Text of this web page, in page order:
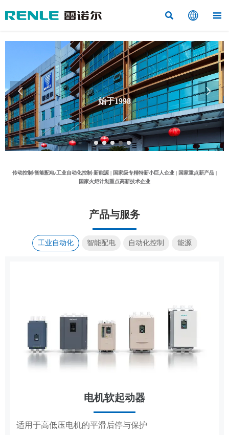
  
始于1998
“工业控制与应用电气”的专业制造商
 
传动控制·智能配电·工业自动化控制·新能源 | 国家级专精特新小巨人企业 | 国家重点新产品 |
国家火炬计划重点高新技术企业
产品与服务
工业自动化 智能配电 自动化控制 能源
电机软起动器
适用于高低压电机的平滑后停与保护
成套电器
高低压成套配电柜体，适配工厂、电网、新能源多场
传动控制
覆盖造纸、复卷、轧钢全场景传动控制系统
集装箱式储能系统
标准化集成储能，适配大型电站储能场景